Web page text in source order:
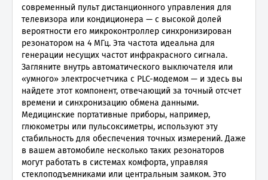
современный пульт дистанционного управления для
телевизора или кондиционера — с высокой долей
вероятности его микроконтроллер синхронизирован
резонатором на 4 МГц. Эта частота идеальна для
генерации несущих частот инфракрасного сигнала.
Загляните внутрь автоматического выключателя или
«умного» электросчетчика с PLC-модемом — и здесь вы
найдете этот компонент, отвечающий за точный отсчет
времени и синхронизацию обмена данными.
Медицинские портативные приборы, например,
глюкометры или пульсоксиметры, используют эту
стабильность для обеспечения точных измерений. Даже
в вашем автомобиле несколько таких резонаторов
могут работать в системах комфорта, управляя
стеклоподъемниками или центральным замком. Это